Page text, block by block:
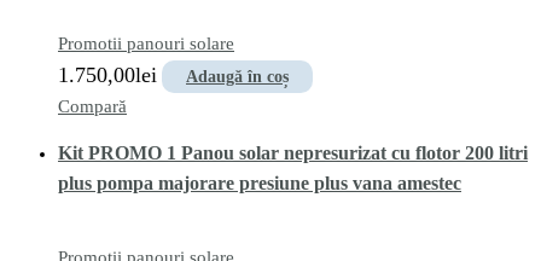
Promotii panouri solare
1.750,00lei Adaugă în coș
Compară
Kit PROMO 1 Panou solar nepresurizat cu flotor 200 litri
plus pompa majorare presiune plus vana amestec